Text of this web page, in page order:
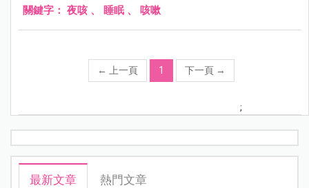
什麼呢？
關鍵字： 夜咳 、 睡眠、 咳嗽
← 上一頁 1 下一頁 →
;
最新文章 熱門文章